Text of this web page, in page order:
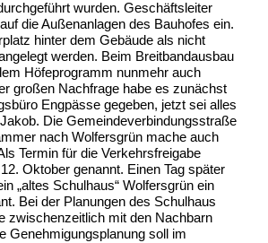
wurden. Geschäftsleiter
die Außenanlagen des Bauhofes ein.
hinter dem Gebäude als nicht
werden. Beim Breitbandausbau
Höfeprogramm nunmehr auch
großen Nachfrage habe es zunächst
Engpässe gegeben, jetzt sei alles
Die Gemeindeverbindungsstraße
nach Wolfersgrün mache auch
Termin für die Verkehrsfreigabe
Oktober genannt. Einen Tag später
„altes Schulhaus“ Wolfersgrün ein
Bei der Planungen des Schulhaus
zwischenzeitlich mit den Nachbarn
Genehmigungsplanung soll im